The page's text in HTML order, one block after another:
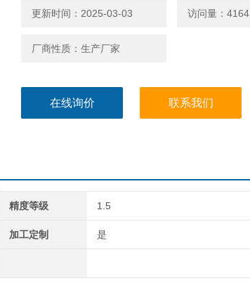
更新时间：2025-03-03 访问量：4164
厂商性质：生产厂家
在线询价 联系我们
精度等级 1.5
加工定制 是